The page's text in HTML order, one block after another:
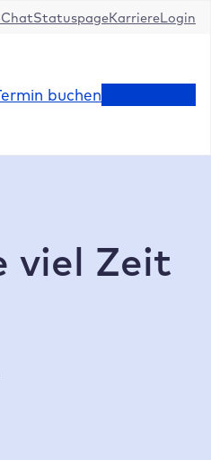
StatuspageKarriereLogin
buchen
viel Zeit